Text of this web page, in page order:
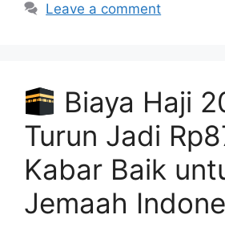
Leave a comment
Biaya Haji
Turun Jadi
Kabar Baik
Jemaah